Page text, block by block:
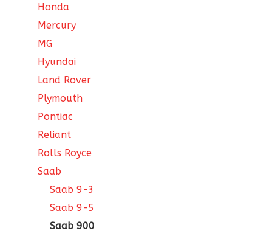
Honda
Mercury
MG
Hyundai
Land Rover
Plymouth
Pontiac
Reliant
Rolls Royce
Saab
Saab 9-3
Saab 9-5
Saab 900